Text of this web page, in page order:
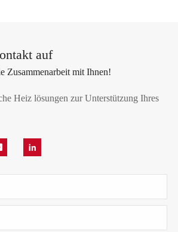
auf
Zusammenarbeit mit Ihnen!
Heiz lösungen zur Unterstützung Ihres
